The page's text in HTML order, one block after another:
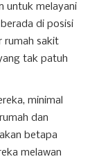
untuk melayani
di posisi
rumah sakit
tak patuh
minimal
dan
betapa
melawan